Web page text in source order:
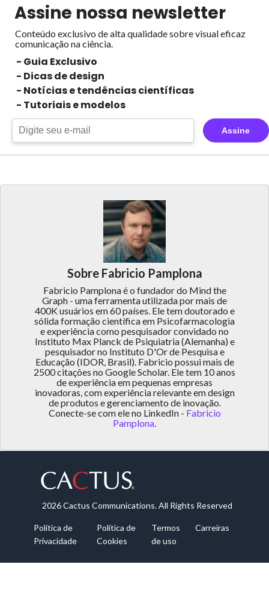
Assine nossa newsletter
Conteúdo exclusivo de alta qualidade sobre visual eficaz
comunicação na ciência.
- Guia Exclusivo
- Dicas de design
- Notícias e tendências científicas
- Tutoriais e modelos
Assine
Sobre Fabricio Pamplona
Fabricio Pamplona é o fundador do Mind the
Graph - uma ferramenta utilizada por mais de
400K usuários em 60 países. Ele tem doutorado e
sólida formação científica em Psicofarmacologia
e experiência como pesquisador convidado no
Instituto Max Planck de Psiquiatria (Alemanha) e
pesquisador no Instituto D'Or de Pesquisa e
Educação (IDOR, Brasil). Fabricio possui mais de
2500 citações no Google Scholar. Ele tem 10 anos
de experiência em pequenas empresas
inovadoras, com experiência relevante em design
de produtos e gerenciamento de inovação.
Conecte-se com ele no LinkedIn - Fabricio
Pamplona
2026 Cactus Communications. All Rights Reserved
Política de
Privacidade
Política de
Cookies
Termos
de uso
Carreiras